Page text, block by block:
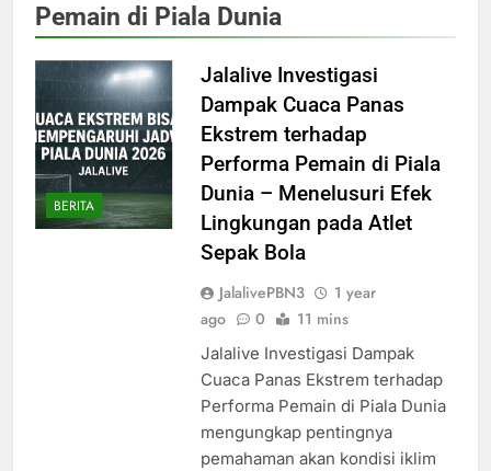
Pemain di Piala Dunia
BERITA
Jalalive Investigasi
Dampak Cuaca Panas
Ekstrem terhadap
Performa Pemain di Piala
Dunia – Menelusuri Efek
Lingkungan pada Atlet
Sepak Bola
JalalivePBN3
1 year
ago
0 11 mins
Jalalive Investigasi Dampak
Cuaca Panas Ekstrem terhadap
Performa Pemain di Piala Dunia
mengungkap pentingnya
pemahaman akan kondisi iklim